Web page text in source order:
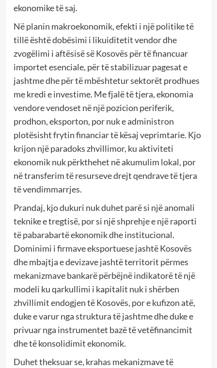
ekonomike të saj.
Në planin makroekonomik, efekti i një politike të
tillë është dobësimi i likuiditetit vendor dhe
zvogëlimi i aftësisë së Kosovës për të financuar
importet esenciale, për të stabilizuar pagesat e
jashtme dhe për të mbështetur sektorët prodhues
me kredi e investime. Me fjalë të tjera, ekonomia
vendore vendoset në një pozicion periferik,
prodhon, eksporton, por nuk e administron
plotësisht frytin financiar të kësaj veprimtarie. Kjo
krijon një paradoks zhvillimor, ku aktiviteti
ekonomik nuk përkthehet në akumulim lokal, por
në transferim të resurseve drejt qendrave të tjera
të vendimmarrjes.
Prandaj, kjo dukuri nuk duhet parë si një anomali
teknike e tregtisë, por si një shprehje e një raporti
të pabarabartë ekonomik dhe institucional.
Dominimi i firmave eksportuese jashtë Kosovës
dhe mbajtja e devizave jashtë territorit përmes
mekanizmave bankarë përbëjnë indikatorë të një
modeli ku qarkullimi i kapitalit nuk i shërben
zhvillimit endogjen të Kosovës, por e kufizon atë,
duke e varur nga struktura të jashtme dhe duke e
privuar nga instrumentet bazë të vetëfinancimit
dhe të konsolidimit ekonomik.
Duhet theksuar se, krahas mekanizmave të